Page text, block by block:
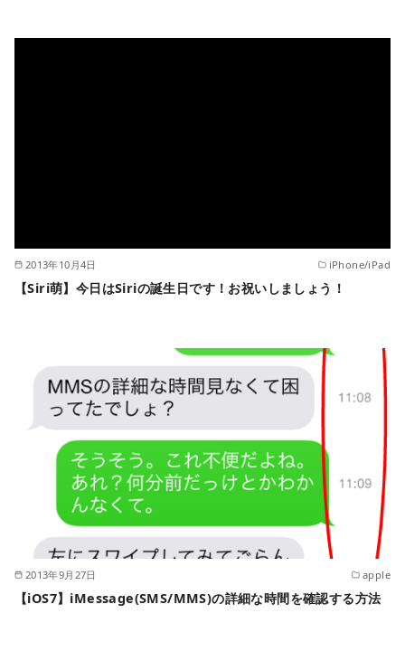
2013年10月4日 iPhone/iPad
【Siri萌】今日はSiriの誕生日です！お祝いしましょう！
2013年9月27日 apple
【iOS7】iMessage(SMS/MMS)の詳細な時間を確認する方法